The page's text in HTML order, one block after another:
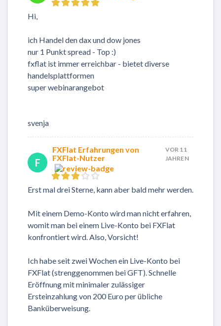
Hi,
ich Handel den dax und dow jones
nur 1 Punkt spread - Top :)
fxflat ist immer erreichbar - bietet diverse
handelsplattformen
super webinarangebot
svenja
F
FXFlat Erfahrungen von
FXFlat-Nutzer
VOR 11
JAHREN
Erst mal drei Sterne, kann aber bald mehr werden.
Mit einem Demo-Konto wird man nicht erfahren,
womit man bei einem Live-Konto bei FXFlat
konfrontiert wird. Also, Vorsicht!
Ich habe seit zwei Wochen ein Live-Konto bei
FXFlat (strenggenommen bei GFT). Schnelle
Eröffnung mit minimaler zulässiger
Ersteinzahlung von 200 Euro per übliche
Banküberweisung.